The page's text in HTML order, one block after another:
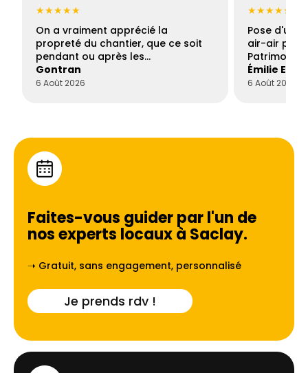
★★★★★
On a vraiment apprécié la
propreté du chantier, que ce soit
pendant ou après les…
Gontran
6 Août 2026
★★★★★
Pose d'une
air-air par
Patrimoine
Émilie
6 Août 2026
Faites-vous guider par l'un de
nos experts locaux à Saclay.
➝ Gratuit, sans engagement, personnalisé
Je prends rdv !